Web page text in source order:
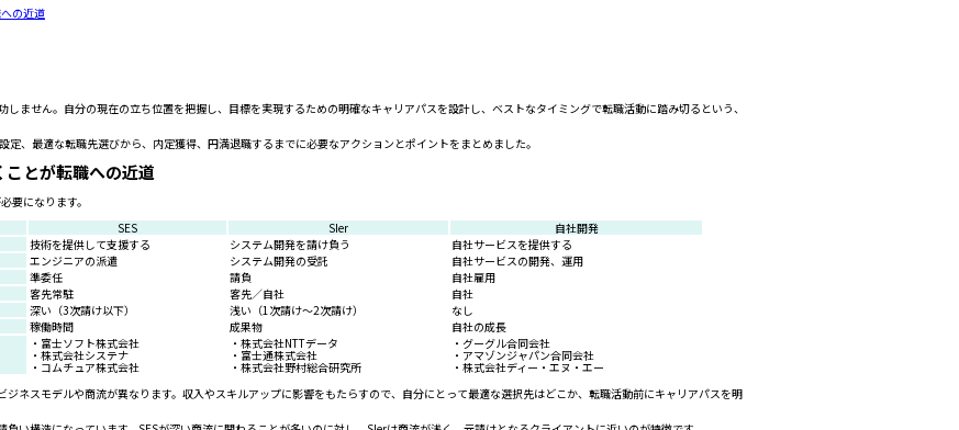
の近道
ません。自分の現在の立ち位置を把握し、目標を実現するための明確なキャリアパスを設計し、ベストなタイミングで転職活動に踏み切るという、
、最適な転職先選びから、内定獲得、円満退職するまでに必要なアクションとポイントをまとめました。
とが転職への近道
要になります。
SES
SIer
自社開発
技術を提供して支援する システム開発を請け負う
自社サービスを提供する
エンジニアの派遣 システム開発の受託
自社サービスの開発、運用
準委任 請負
自社雇用
客先常駐 客先／自社
自社
深い（3次請け以下） 浅い（1次請け～2次請け）
なし
稼働時間 成果物
自社の成長
・富士ソフト株式会社
・株式会社システナ
・コムチュア株式会社
・株式会社NTTデータ
・富士通株式会社
・株式会社野村総合研究所
・グーグル合同会社
・アマゾンジャパン合同会社
・株式会社ディー・エヌ・エー
ネスモデルや商流が異なります。収入やスキルアップに影響をもたらすので、自分にとって最適な選択先はどこか、転職活動前にキャリアパスを明